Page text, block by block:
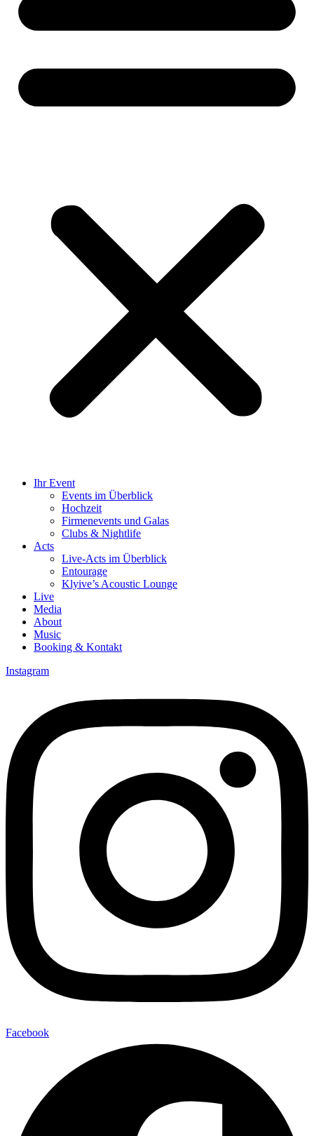
Ihr Event
Events im Überblick
Hochzeit
Firmenevents und Galas
Clubs & Nightlife
Acts
Live-Acts im Überblick
Entourage
Klyive’s Acoustic Lounge
Live
Media
About
Music
Booking & Kontakt
Instagram
Facebook